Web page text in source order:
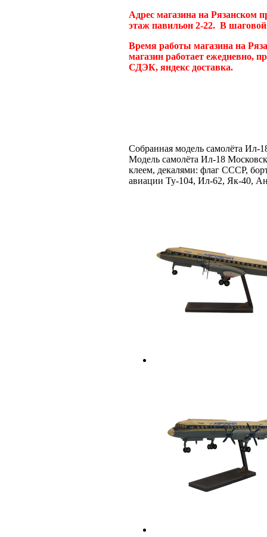
Адрес магазина на Рязанском
этаж павильон 2-22. В
Время работы магазина на
магазин работает ежедневно,
СДЭК, яндекс доставка.
Собранная модель самолёта Ил-
Модель самолёта Ил-18
клеем, декалями: флаг СССР,
авиации Ту-104, Ил-62, Як-40,